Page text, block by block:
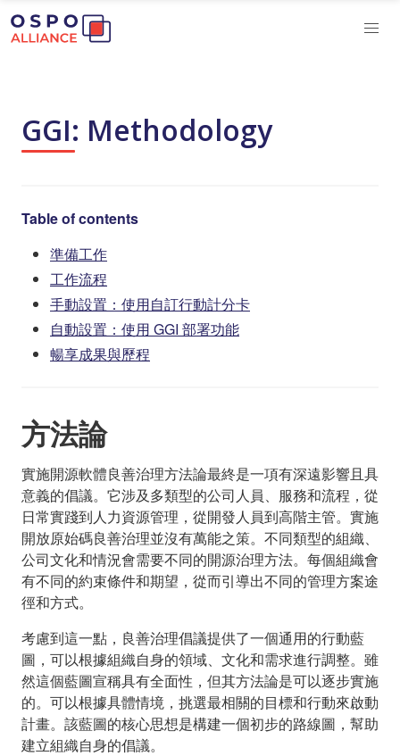
GGI: Methodology
Table of contents
準備工作
工作流程
手動設置：使用自訂行動計分卡
自動設置：使用 GGI 部署功能
暢享成果與歷程
方法論
實施開源軟體良善治理方法論最終是一項有深遠影響且具
意義的倡議。它涉及多類型的公司人員、服務和流程，從
日常實踐到人力資源管理，從開發人員到高階主管。實施
開放原始碼良善治理並沒有萬能之策。不同類型的組織、
公司文化和情況會需要不同的開源治理方法。每個組織會
有不同的約束條件和期望，從而引導出不同的管理方案途
徑和方式。
考慮到這一點，良善治理倡議提供了一個通用的行動藍
圖，可以根據組織自身的領域、文化和需求進行調整。雖
然這個藍圖宣稱具有全面性，但其方法論是可以逐步實施
的。可以根據具體情境，挑選最相關的目標和行動來啟動
計畫。該藍圖的核心思想是構建一個初步的路線圖，幫助
建立組織自身的倡議。